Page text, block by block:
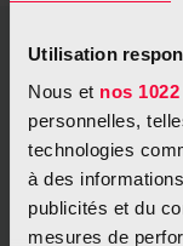
Utilisation
Nous et nos
personnelles,
technologies
à des
publicités et du
mesures de
temps,
Il est
sa peau et